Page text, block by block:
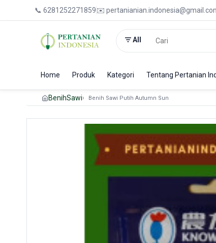
📞 6281252271859✉️
All
Home Produk Kategori Tentang Pertanian
BenihSawi Benih Sawi Putih Autumn Sun